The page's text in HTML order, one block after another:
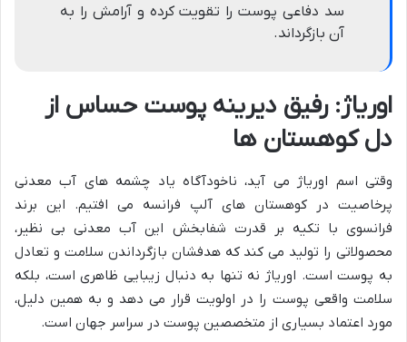
سد دفاعی پوست را تقویت کرده و آرامش را به
آن بازگرداند.
اوریاژ: رفیق دیرینه پوست حساس از
دل کوهستان ها
وقتی اسم اوریاژ می آید، ناخودآگاه یاد چشمه های آب معدنی
پرخاصیت در کوهستان های آلپ فرانسه می افتیم. این برند
فرانسوی با تکیه بر قدرت شفابخش این آب معدنی بی نظیر،
محصولاتی را تولید می کند که هدفشان بازگرداندن سلامت و تعادل
به پوست است. اوریاژ نه تنها به دنبال زیبایی ظاهری است، بلکه
سلامت واقعی پوست را در اولویت قرار می دهد و به همین دلیل،
مورد اعتماد بسیاری از متخصصین پوست در سراسر جهان است.